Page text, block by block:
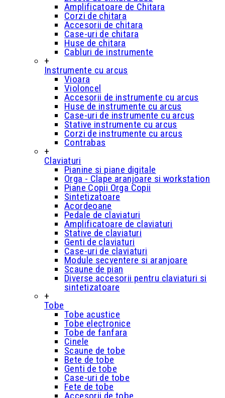
Amplificatoare de Chitara
Corzi de chitara
Accesorii de chitara
Case-uri de chitara
Huse de chitara
Cabluri de instrumente
+
Instrumente cu arcus
Vioara
Violoncel
Accesorii de instrumente cu arcus
Huse de instrumente cu arcus
Case-uri de instrumente cu arcus
Stative instrumente cu arcus
Corzi de instrumente cu arcus
Contrabas
+
Claviaturi
Pianine si piane digitale
Orga - Clape aranjoare si workstation
Piane Copii Orga Copii
Sintetizatoare
Acordeoane
Pedale de claviaturi
Amplificatoare de claviaturi
Stative de claviaturi
Genti de claviaturi
Case-uri de claviaturi
Module secventere si aranjoare
Scaune de pian
Diverse accesorii pentru claviaturi si
sintetizatoare
+
Tobe
Tobe acustice
Tobe electronice
Tobe de fanfara
Cinele
Scaune de tobe
Bete de tobe
Genti de tobe
Case-uri de tobe
Fete de tobe